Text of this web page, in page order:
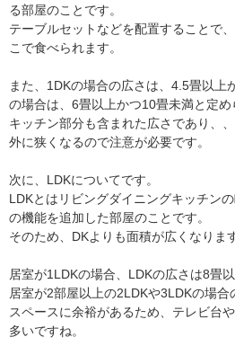
る部屋のことです。
テーブルセットなどを配置することで
こで食べられます。
また、1DKの場合の広さは、4.5畳以上
の場合は、6畳以上かつ10畳未満と定め
キッチン部分も含まれた広さであり、
外に狭くなるので注意が必要です。
次に、LDKについてです。
LDKとはリビングダイニングキッチン
の機能を追加した部屋のことです。
そのため、DKよりも面積が広くなりま
居室が1LDKの場合、LDKの広さは8畳
居室が2部屋以上の2LDKや3LDKの場合
スペースに余裕があるため、テレビ台
多いですね。